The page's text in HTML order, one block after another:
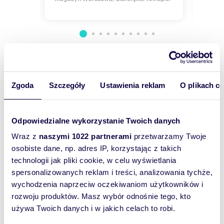
Zgoda Szczegóły Ustawienia reklam O plikach
Odpowiedzialne wykorzystanie Twoich danych
Wraz z naszymi 1022 partnerami przetwarzamy Twoje
osobiste dane, np. adres IP, korzystając z takich
technologii jak pliki cookie, w celu wyświetlania
spersonalizowanych reklam i treści, analizowania tychże,
wychodzenia naprzeciw oczekiwaniom użytkowników i
rozwoju produktów. Masz wybór odnośnie tego, kto
używa Twoich danych i w jakich celach to robi.
Wyślij
wiadomość
To najlepszy
sposób, aby
właściciel
oferty
szybko się z
Tobą
skontaktował!